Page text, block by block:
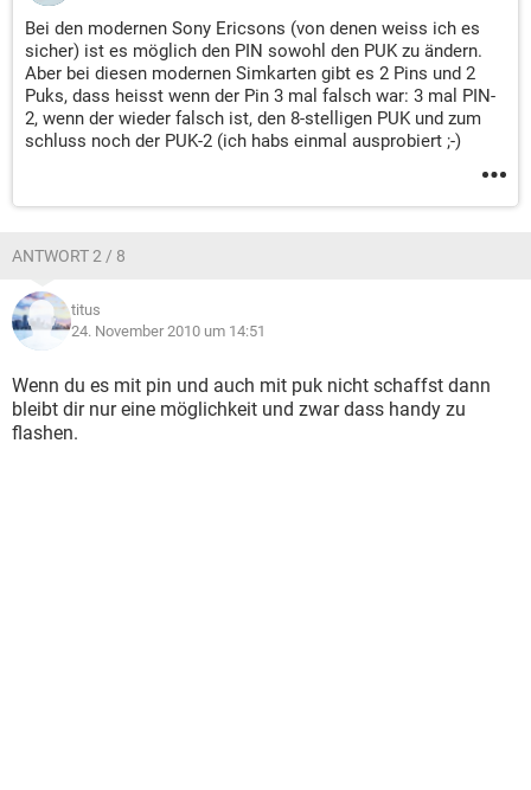
Bei den modernen Sony Ericsons (von denen weiss ich es
sicher) ist es möglich den PIN sowohl den PUK zu ändern.
Aber bei diesen modernen Simkarten gibt es 2 Pins und 2
Puks, dass heisst wenn der Pin 3 mal falsch war: 3 mal PIN-
2, wenn der wieder falsch ist, den 8-stelligen PUK und zum
schluss noch der PUK-2 (ich habs einmal ausprobiert ;-)
ANTWORT 2 / 8
titus
24. November 2010 um 14:51
Wenn du es mit pin und auch mit puk nicht schaffst dann
bleibt dir nur eine möglichkeit und zwar dass handy zu
flashen.